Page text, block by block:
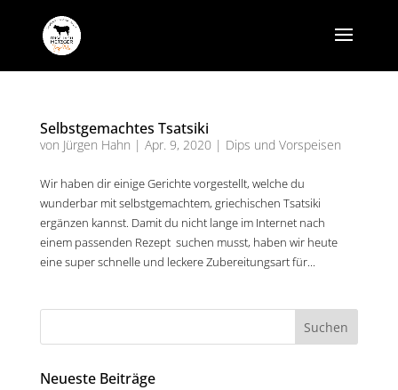
Selbstgemachtes Tsatsiki
von Jürgen Hahn | Apr. 9, 2020 | Dips und Vorspeisen
Wir haben dir einige Gerichte vorgestellt, welche du
wunderbar mit selbstgemachtem, griechischen Tsatsiki
ergänzen kannst. Damit du nicht lange im Internet nach
einem passenden Rezept suchen musst, haben wir heute
eine super schnelle und leckere Zubereitungsart für...
Neueste Beiträge